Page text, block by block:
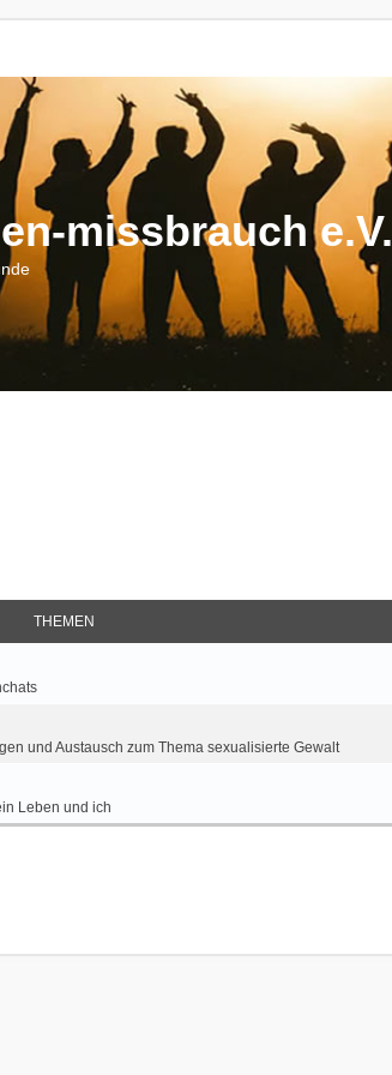
missbrauch e.V.
THEMEN
und Austausch zum Thema sexualisierte Gewalt
Leben und ich